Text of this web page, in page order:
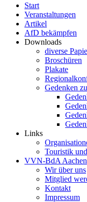
Start
Veranstaltungen
Artikel
AfD bekämpfen
Downloads
diverse
Broschüren
Plakate
Gedenken
Links
Touristik
VVN-BdA Aachen
Wir über uns
Mitglied
Kontakt
Impressum